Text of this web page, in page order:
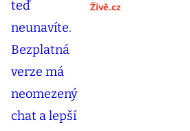
Živě.cz